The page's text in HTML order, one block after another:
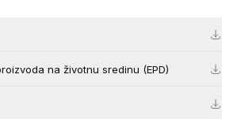
na životnu sredinu (EPD)